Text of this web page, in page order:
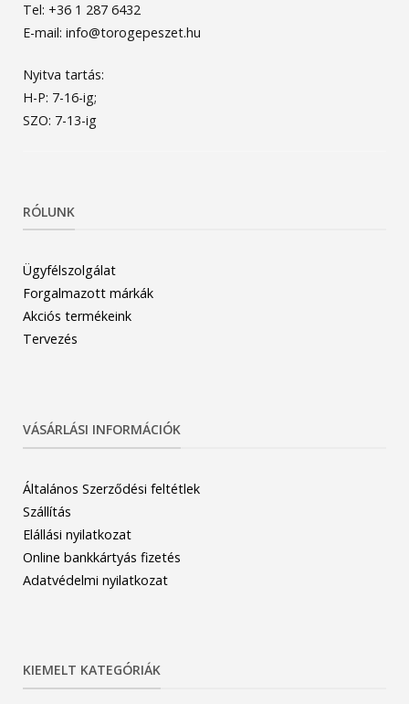
Tel: +36 1 287 6432
E-mail: info@torogepeszet.hu
Nyitva tartás:
H-P: 7-16-ig;
SZO: 7-13-ig
RÓLUNK
Ügyfélszolgálat
Forgalmazott márkák
Akciós termékeink
Tervezés
VÁSÁRLÁSI INFORMÁCIÓK
Általános Szerződési feltétlek
Szállítás
Elállási nyilatkozat
Online bankkártyás fizetés
Adatvédelmi nyilatkozat
KIEMELT KATEGÓRIÁK